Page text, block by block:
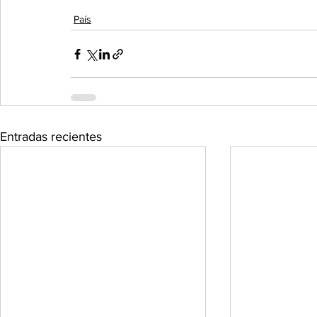
País
Entradas recientes